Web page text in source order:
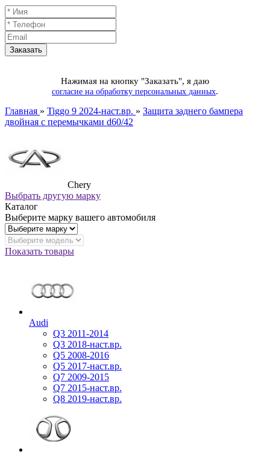
Нажимая на кнопку "Заказать", я даю
согласие на обработку персональных данных.
Главная » Tiggo 9 2024-наст.вр. » Защита заднего бампера
двойная с перемычками d60/42
Chery
Выбрать другую марку
Каталог
Выберите марку вашего автомобиля
Показать товары
Audi
Q3 2011-2014
Q3 2018-наст.вр.
Q5 2008-2016
Q5 2017-наст.вр.
Q7 2009-2015
Q7 2015-наст.вр.
Q8 2019-наст.вр.